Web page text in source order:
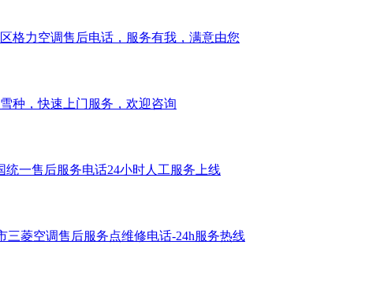
格力空调售后电话，服务有我，满意由您
种，快速上门服务，欢迎咨询
统一售后服务电话24小时人工服务上线
三菱空调售后服务点维修电话-24h服务热线